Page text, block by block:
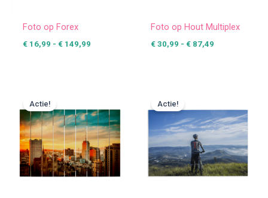
Foto op Forex
€16,99 - €149,99
Foto op Hout Multiplex
€30,99 - €87,49
Actie!
tot
€ 118,99
Actie!
tot
€ 22,99